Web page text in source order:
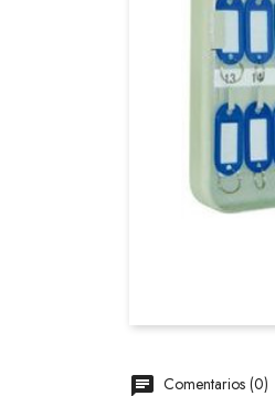
Comentarios (0)